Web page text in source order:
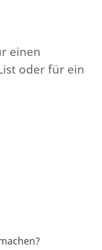
einen
oder für ein